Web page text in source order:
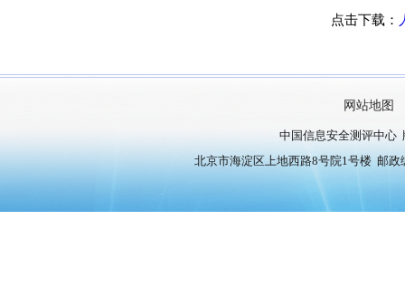
点击下载：
网站地图
中国信息安全测评中心
北京市海淀区上地西路8号院1号楼 邮